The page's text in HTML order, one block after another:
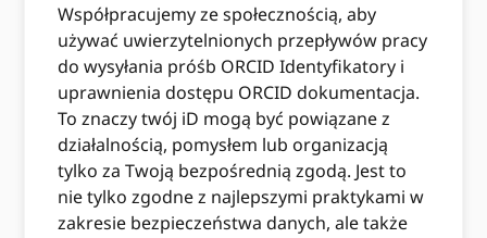
Współpracujemy ze społecznością, aby
używać uwierzytelnionych przepływów pracy
do wysyłania próśb ORCID Identyfikatory i
uprawnienia dostępu ORCID dokumentacja.
To znaczy twój iD mogą być powiązane z
działalnością, pomysłem lub organizacją
tylko za Twoją bezpośrednią zgodą. Jest to
nie tylko zgodne z najlepszymi praktykami w
zakresie bezpieczeństwa danych, ale także